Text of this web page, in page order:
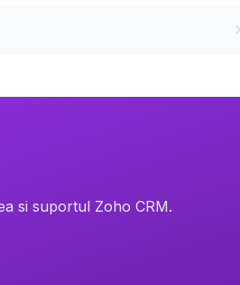
si suportul Zoho CRM.